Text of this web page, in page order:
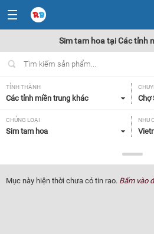
Sim tam hoa tại Các tỉnh
TỈNH THÀNH
Các tỉnh miền trung khác Chợ
CHỦNG LOẠI
Sim tam hoa
NHU
Tất cả
Mục này hiện thời chưa có tin rao. Bấm vào